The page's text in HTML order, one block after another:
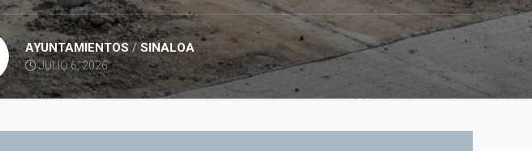
AYUNTAMIENTOS/SINALOA
JULIO 6, 2026